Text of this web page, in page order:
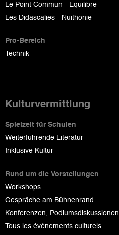
Le Point Commun - Equilibre
Les Didascalies - Nuithonie
Pro-Bereich
Technik
Kulturvermittlung
Spielzeit für Schulen
Weiterführende Literatur
Inklusive Kultur
Rund um die Vorstellungen
Workshops
Gespräche am Bühnenrand
Konferenzen, Podiumsdiskussionen
Tous les événements culturels